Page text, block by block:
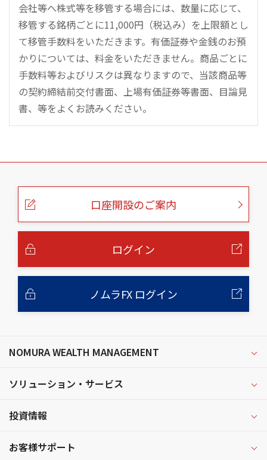
会社等へ株式等を移管する場合には、数量に応じて、
移管する銘柄ごとに11,000円（税込み）を上限額とし
て移管手数料をいただきます。有価証券や金銭のお預
かりについては、料金をいただきません。商品ごとに
手数料等およびリスクは異なりますので、当該商品等
の契約締結前交付書面、上場有価証券等書面、目論見
書、等をよくお読みください。
こ
口座開設のご案内
ログイン
ノムラFX ログイン
NOMURA WEALTH MANAGEMENT
ソリューション・サービス
投資情報
お客様サポート